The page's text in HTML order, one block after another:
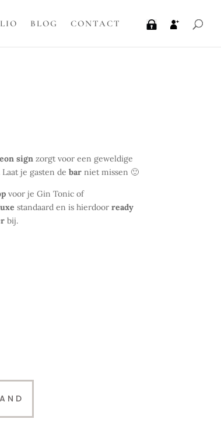
BLOG CONTACT
signzorgt voor een geweldige
je gasten de barniet missen 🙂
voor je Gin Tonic of
standaard en is hierdoor ready
bij.